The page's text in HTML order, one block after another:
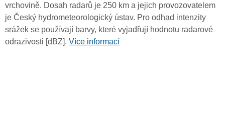
vrchovině. Dosah radarů je 250 km a jejich provozovatelem
je Český hydrometeorologický ústav. Pro odhad intenzity
srážek se používají barvy, které vyjadřují hodnotu radarové
odrazivosti [dBZ]. Více informací